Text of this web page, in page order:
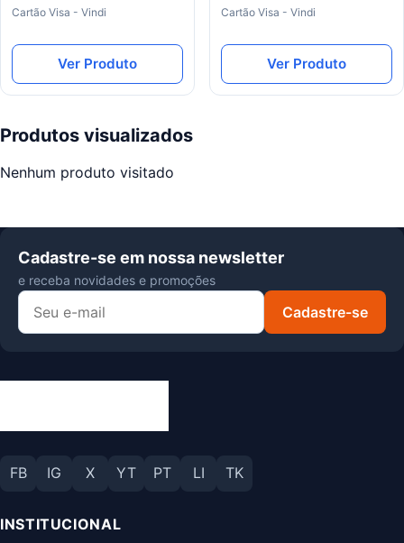
Cartão Visa - Vindi
Ver Produto
Cartão Visa - Vindi
Ver Produto
Produtos visualizados
Nenhum produto visitado
Cadastre-se em nossa newsletter
e receba novidades e promoções
Cadastre-se
FB IG X YT PT LI TK
INSTITUCIONAL